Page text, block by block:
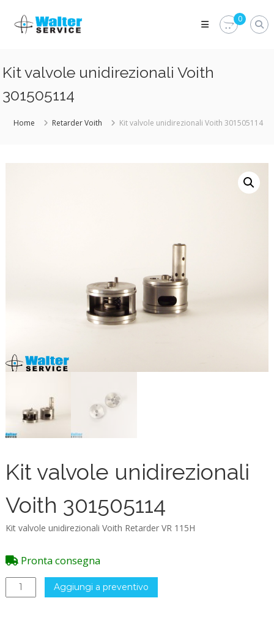
content
Walter
Service
parti
del
veicolo?
0
Kit valvole unidirezionali Voith
301505114
Home Retarder Voith Kit valvole unidirezionali Voith 301505114
Kit valvole unidirezionali
Voith 301505114
Kit valvole unidirezionali Voith Retarder VR 115H
Pronta consegna
valvole
Aggiungi a preventivo